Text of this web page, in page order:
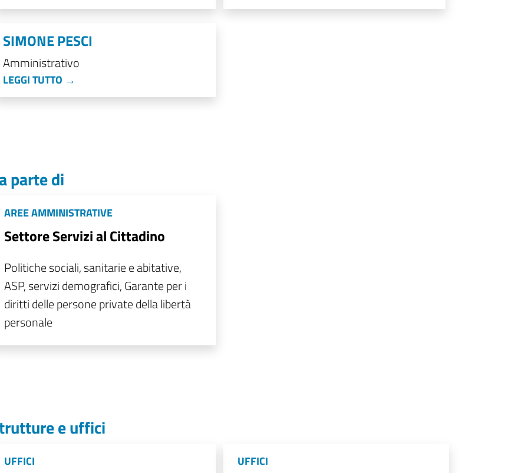
SIMONE PESCI
Amministrativo
LEGGI TUTTO →
parte di
AREE AMMINISTRATIVE
Settore Servizi al Cittadino
Politiche sociali, sanitarie e abitative,
ASP, servizi demografici, Garante per i
diritti delle persone private della libertà
personale
e uffici
UFFICI UFFICI